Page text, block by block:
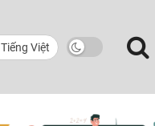
Tiếng Việt